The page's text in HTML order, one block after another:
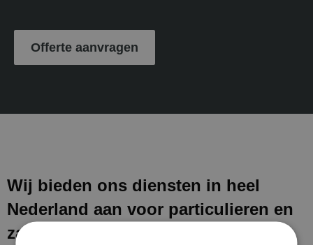
Offerte aanvragen
Wij bieden ons diensten in heel
Nederland aan voor particulieren en
zakelijke klanten. Na het uitvoeren